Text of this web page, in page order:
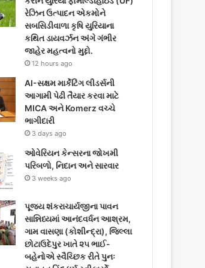
o
o
k
e
r
g
r
a
m
રેઝિન ઉત્પાદન એકમોને
સબસિડીવાળા કૃષિ યુરિયાના
કથિત ડાયવર્ઝન અંગે ગંભીર
જાહેર મહત્વનો મુદ્દો.
12 hours ago
AI-સક્ષમ માર્કેટિંગ લીડર્સની
આગામી પેઢી તૈયાર કરવા માટે
MICA અને Komerz વચ્ચે
ભાગીદારી
3 days ago
ઓવેરિયન કેન્સરના જોખમી
પરિબળો, નિદાન અને સારવાર
3 weeks ago
પૂજ્ય શંકરાચાર્યજીના પાવન
સાન્નિધ્યમાં આનંદવર્ધન આશ્રમ,
ગામ વાસણા (કોશીન્દ્રા), જિલ્લા
છોટાઉદેપુર ખાતે ૨૫ ભાઈ-
બહેનોએ સ્વૈચ્છિક રીતે પુનઃ